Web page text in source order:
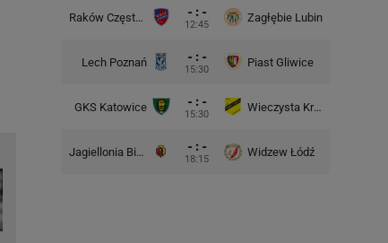
Raków Częstochowa - : -
12:45
Zagłębie Lubin
Lech Poznań - : -
15:30
Piast Gliwice
GKS Katowice - : -
15:30
Wieczysta Kraków
Jagiellonia Białystok - : -
18:15
Widzew Łódź